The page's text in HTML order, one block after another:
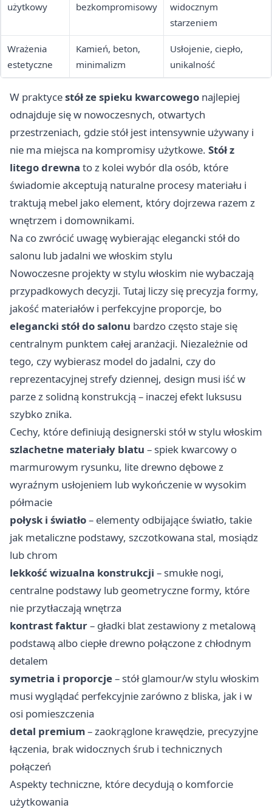
użytkowy
bezkompromisowy
widocznym
starzeniem
Wrażenia
estetyczne
Kamień, beton,
minimalizm
Usłojenie, ciepło,
unikalność
W praktycestół ze spieku kwarcowego najlepiej
odnajduje się w nowoczesnych, otwartych
przestrzeniach, gdzie stół jest intensywnie używany i
nie ma miejsca na kompromisy użytkowe. Stół z
litego drewna to z kolei wybór dla osób, które
świadomie akceptują naturalne procesy materiału i
traktują mebel jako element, który dojrzewa razem z
wnętrzem i domownikami.
Na co zwrócić uwagę wybierając elegancki stół do
salonu lub jadalni we włoskim stylu
Nowoczesne projekty w stylu włoskim nie wybaczają
przypadkowych decyzji. Tutaj liczy się precyzja formy,
jakość materiałów i perfekcyjne proporcje, bo
elegancki stół do salonu bardzo często staje się
centralnym punktem całej aranżacji. Niezależnie od
tego, czy wybierasz model do jadalni, czy do
reprezentacyjnej strefy dziennej, design musi iść w
parze z solidną konstrukcją – inaczej efekt luksusu
szybko znika.
Cechy, które definiują designerski stół w stylu włoskim
szlachetne materiały blatu – spiek kwarcowy o
marmurowym rysunku, lite drewno dębowe z
wyraźnym usłojeniem lub wykończenie w wysokim
półmacie
połysk i światło– elementy odbijające światło, takie
jak metaliczne podstawy, szczotkowana stal, mosiądz
lub chrom
lekkość wizualna konstrukcji – smukłe nogi,
centralne podstawy lub geometryczne formy, które
nie przytłaczają wnętrza
kontrast faktur– gładki blat zestawiony z metalową
podstawą albo ciepłe drewno połączone z chłodnym
detalem
symetria i proporcje– stół glamour/w stylu włoskim
musi wyglądać perfekcyjnie zarówno z bliska, jak i w
osi pomieszczenia
detal premium– zaokrąglone krawędzie, precyzyjne
łączenia, brak widocznych śrub i technicznych
połączeń
Aspekty techniczne, które decydują o komforcie
użytkowania